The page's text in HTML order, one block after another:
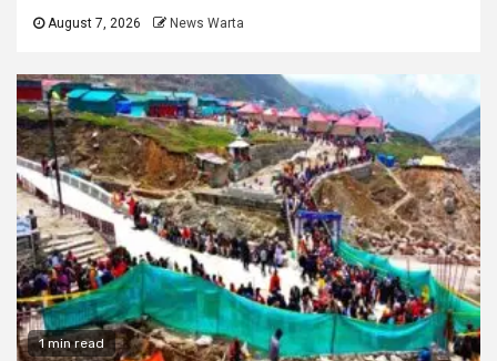
August 7, 2026 News Warta
1 min read